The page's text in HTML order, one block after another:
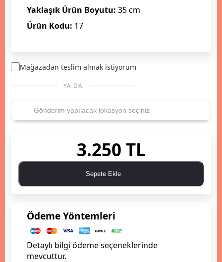
Yaklaşık Ürün Boyutu: 35 cm
Ürün Kodu: 17
Mağazadan teslim almak istiyorum
YA DA
3.250 TL
Sepete Ekle
Ödeme Yöntemleri
Detaylı bilgi ödeme seçeneklerinde
mevcuttur.